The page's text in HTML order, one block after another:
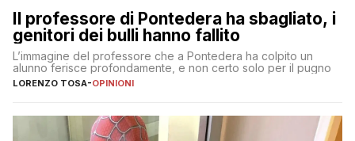
Il professore di Pontedera ha sbagliato, i
genitori dei bulli hanno fallito
L’immagine del professore che a Pontedera ha colpito un
alunno ferisce profondamente, e non certo solo per il pugno
LORENZO TOSA-OPINIONI